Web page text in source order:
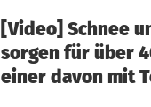
[Video] Schnee
sorgen für über
einer davon mit